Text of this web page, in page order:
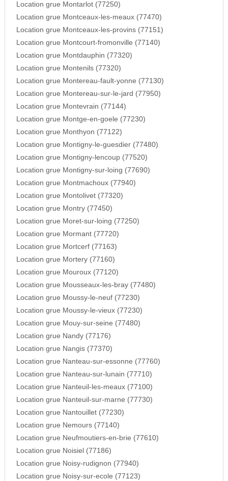
Location grue Montarlot (77250)
Location grue Montceaux-les-meaux (77470)
Location grue Montceaux-les-provins (77151)
Location grue Montcourt-fromonville (77140)
Location grue Montdauphin (77320)
Location grue Montenils (77320)
Location grue Montereau-fault-yonne (77130)
Location grue Montereau-sur-le-jard (77950)
Location grue Montevrain (77144)
Location grue Montge-en-goele (77230)
Location grue Monthyon (77122)
Location grue Montigny-le-guesdier (77480)
Location grue Montigny-lencoup (77520)
Location grue Montigny-sur-loing (77690)
Location grue Montmachoux (77940)
Location grue Montolivet (77320)
Location grue Montry (77450)
Location grue Moret-sur-loing (77250)
Location grue Mormant (77720)
Location grue Mortcerf (77163)
Location grue Mortery (77160)
Location grue Mouroux (77120)
Location grue Mousseaux-les-bray (77480)
Location grue Moussy-le-neuf (77230)
Location grue Moussy-le-vieux (77230)
Location grue Mouy-sur-seine (77480)
Location grue Nandy (77176)
Location grue Nangis (77370)
Location grue Nanteau-sur-essonne (77760)
Location grue Nanteau-sur-lunain (77710)
Location grue Nanteuil-les-meaux (77100)
Location grue Nanteuil-sur-marne (77730)
Location grue Nantouillet (77230)
Location grue Nemours (77140)
Location grue Neufmoutiers-en-brie (77610)
Location grue Noisiel (77186)
Location grue Noisy-rudignon (77940)
Location grue Noisy-sur-ecole (77123)